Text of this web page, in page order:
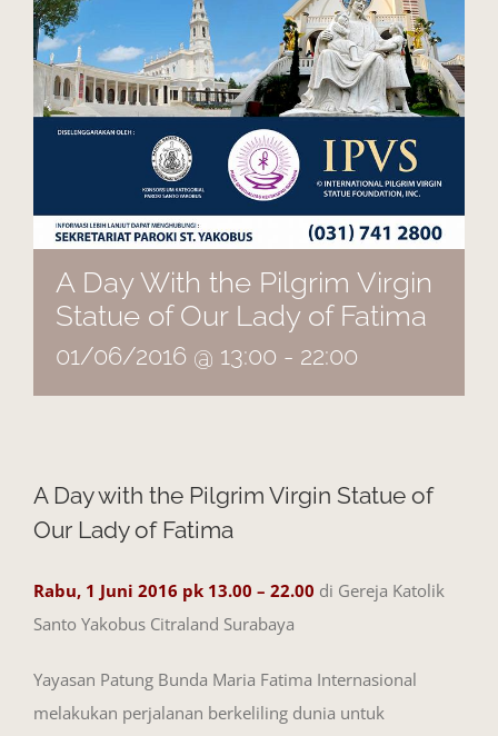
A Day With the Pilgrim Virgin
Statue of Our Lady of Fatima
01/06/2016 @ 13:00 - 22:00
A Day with the Pilgrim Virgin Statue of
Our Lady of Fatima
Rabu, 1 Juni 2016 pk 13.00 – 22.00 di Gereja Katolik
Santo Yakobus Citraland Surabaya
Yayasan Patung Bunda Maria Fatima Internasional
melakukan perjalanan berkeliling dunia untuk